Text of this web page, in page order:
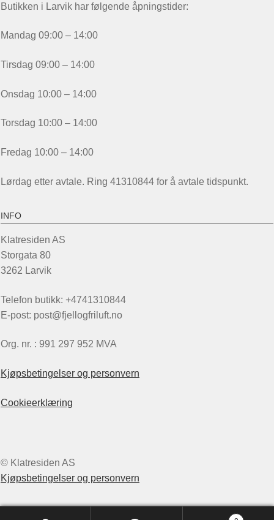
Butikken i Larvik har følgende åpningstider:
Mandag 09:00 – 14:00
Tirsdag 09:00 – 14:00
Onsdag 10:00 – 14:00
Torsdag 10:00 – 14:00
Fredag 10:00 – 14:00
Lørdag etter avtale. Ring 41310844 for å avtale tidspunkt.
INFO
Klatresiden AS
Storgata 80
3262 Larvik
Telefon butikk: +4741310844
E-post: post@fjellogfriluft.no
Org. nr. : 991 297 952 MVA
Kjøpsbetingelser og personvern
Cookieerklæring
© Klatresiden AS
Kjøpsbetingelser og personvern